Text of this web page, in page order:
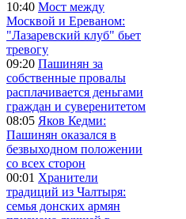
10:40 Мост между
Москвой и Ереваном:
"Лазаревский клуб" бьет
тревогу
09:20 Пашинян за
собственные провалы
расплачивается деньгами
граждан и суверенитетом
08:05 Яков Кедми:
Пашинян оказался в
безвыходном положении
со всех сторон
00:01 Хранители
традиций из Чалтыря:
семья донских армян